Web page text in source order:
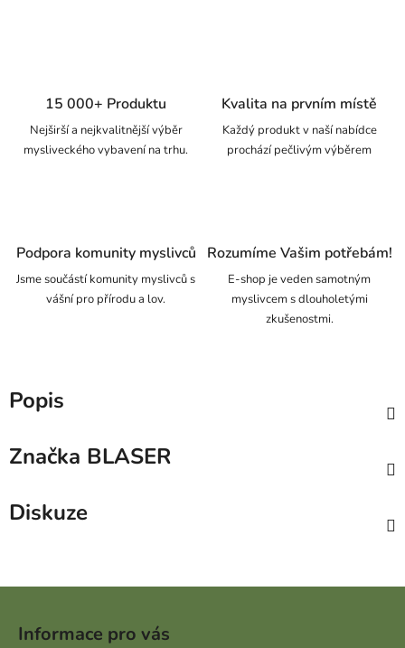
15 000+ Produktu
Nejširší a nejkvalitnější výběr
mysliveckého vybavení na trhu.
Kvalita na prvním místě
Každý produkt v naší nabídce
prochází pečlivým výběrem
Podpora komunity myslivců
Jsme součástí komunity myslivců s
vášní pro přírodu a lov.
Rozumíme Vašim potřebám!
E-shop je veden samotným
myslivcem s dlouholetými
zkušenostmi.
Popis
Značka BLASER
Diskuze
Informace pro vás